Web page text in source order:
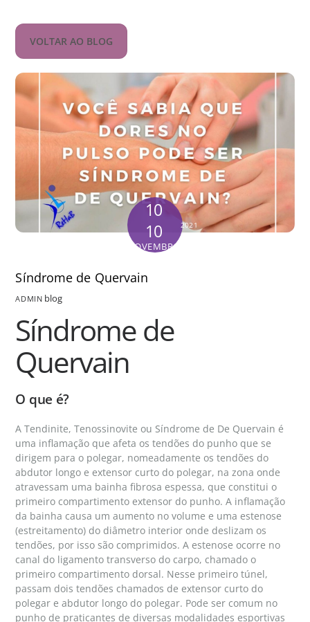
VOLTAR AO BLOG
10
10
NOVEMBRO
2021
Síndrome de Quervain
ADMIN blog
Síndrome de
Quervain
O que é?
A Tendinite, Tenossinovite ou Síndrome de De Quervain é
uma inflamação que afeta os tendões do punho que se
dirigem para o polegar, nomeadamente os tendões do
abdutor longo e extensor curto do polegar, na zona onde
atravessam uma bainha fibrosa espessa, que constitui o
primeiro compartimento extensor do punho. A inflamação
da bainha causa um aumento no volume e uma estenose
(estreitamento) do diâmetro interior onde deslizam os
tendões, por isso são comprimidos. A estenose ocorre no
canal do ligamento transverso do carpo, chamado o
primeiro compartimento dorsal. Nesse primeiro túnel,
passam dois tendões chamados de extensor curto do
polegar e abdutor longo do polegar. Pode ser comum no
punho de praticantes de diversas modalidades esportivas